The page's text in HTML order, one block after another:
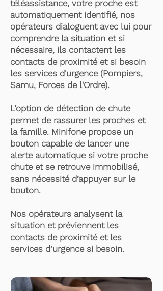
téléassistance, votre proche est
automatiquement identifié, nos
opérateurs dialoguent avec lui pour
comprendre la situation et si
nécessaire, ils contactent les
contacts de proximité et si besoin
les services d'urgence (Pompiers,
Samu, Forces de l'Ordre).
L’option de détection de chute
permet de rassurer les proches et
la famille. Minifone propose un
bouton capable de lancer une
alerte automatique si votre proche
chute et se retrouve immobilisé,
sans nécessité d’appuyer sur le
bouton.
Nos opérateurs analysent la
situation et préviennent les
contacts de proximité et les
services d’urgence si besoin.